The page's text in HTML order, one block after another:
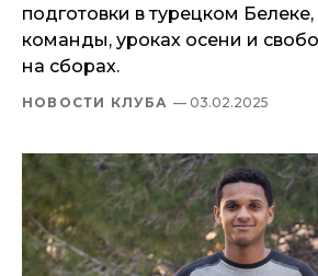
подготовки в турецком
команды, уроках осени и
на сборах.
НОВОСТИ КЛУБА — 03.02.2025